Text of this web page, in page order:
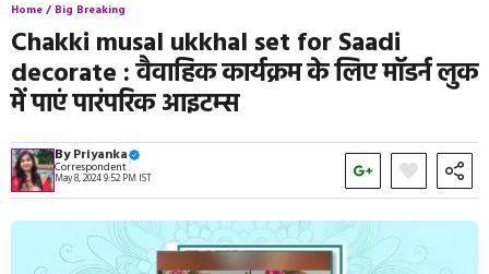
Home / Big Breaking
Chakki musal ukkhal set for Saadi
decorate : वैवाहिक कार्यक्रम के लिए मॉडर्न लुक
में पाएं पारंपरिक आइटम्स
ByPriyanka
Correspondent
May 8, 2024 9:52 PM IST